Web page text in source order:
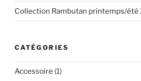
Collection Rambutan printemps/été
CATÉGORIES
Accessoire (1)